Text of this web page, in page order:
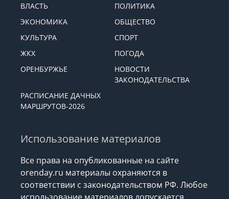
ВЛАСТЬ
ПОЛИТИКА
ЭКОНОМИКА
ОБЩЕСТВО
КУЛЬТУРА
СПОРТ
ЖКХ
ПОГОДА
ОРЕНБУРЖЬЕ
НОВОСТИ
ЗАКОНОДАТЕЛЬСТВА
РАСПИСАНИЕ ДАЧНЫХ
МАРШРУТОВ-2026
Использование материалов
Все права на опубликованные на сайте
orenday.ru материалы охраняются в
соответствии с законодательством РФ. Любое